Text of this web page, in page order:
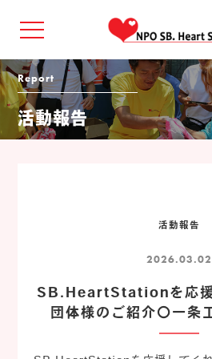
Report
活動報告
活動報告
2026.03.02
SB.HeartStationを応援
団体様のご紹介〇一条